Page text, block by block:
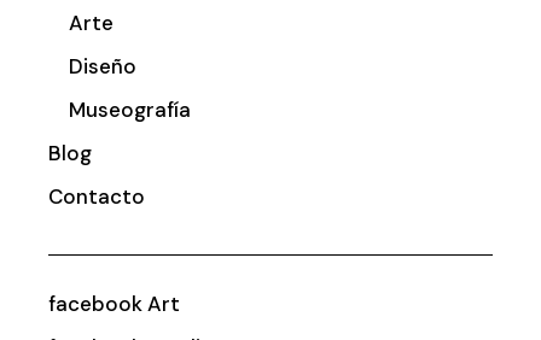
Arte
Diseño
Museografía
Blog
Contacto
facebook Art